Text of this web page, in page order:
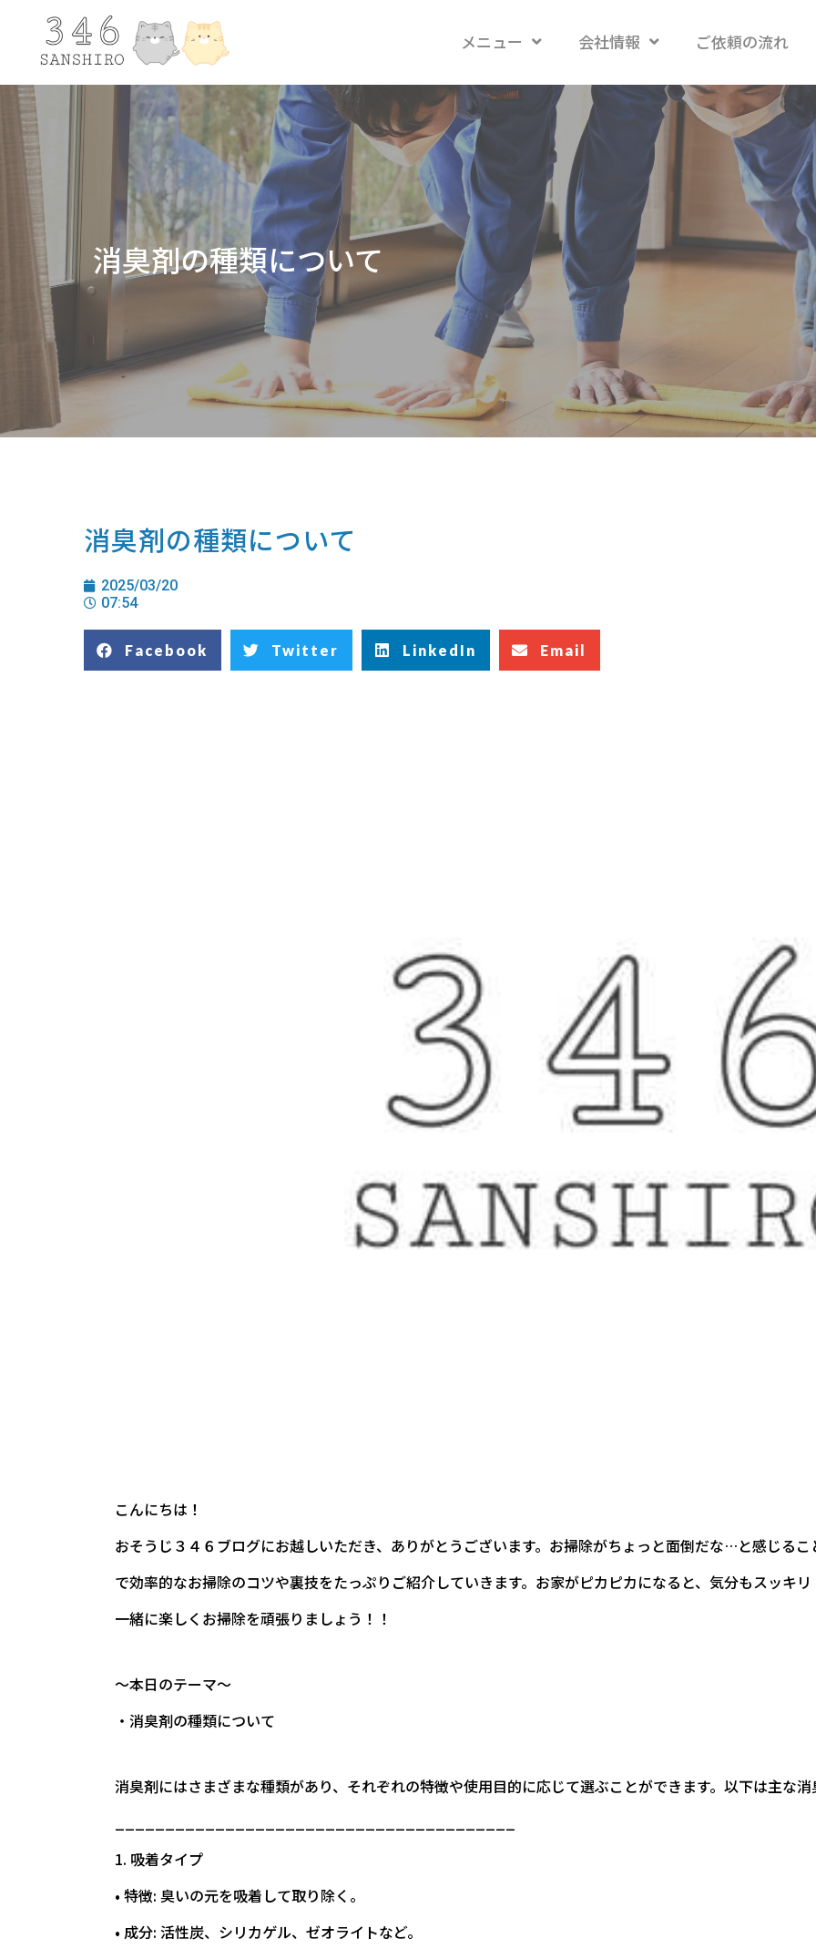
メニュー 会社情報 ご依頼の流れ
消臭剤の種類について
消臭剤の種類について
2025/03/20
07:54
Facebook Twitter LinkedIn Email
こんにちは！
おそうじ３４６ブログにお越しいただき、ありがとうございます。お掃除がちょっと面倒だな…と感じる
で効率的なお掃除のコツや裏技をたっぷりご紹介していきます。お家がピカピカになると、気分もスッキリ
一緒に楽しくお掃除を頑張りましょう！！
～本日のテーマ～
・消臭剤の種類について
消臭剤にはさまざまな種類があり、それぞれの特徴や使用目的に応じて選ぶことができます。以下は主な消
1. 吸着タイプ
• 特徴: 臭いの元を吸着して取り除く。
• 成分: 活性炭、シリカゲル、ゼオライトなど。